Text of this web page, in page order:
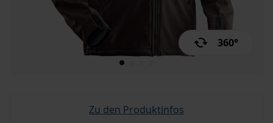
360°
Zu den Produktinfos